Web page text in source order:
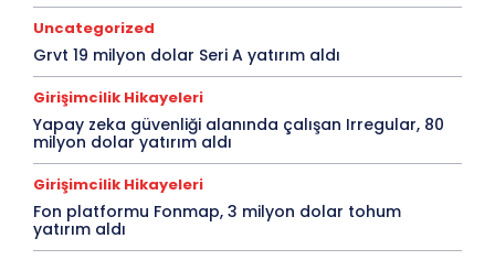
Uncategorized
Grvt 19 milyon dolar Seri A yatırım aldı
Girişimcilik Hikayeleri
Yapay zeka güvenliği alanında çalışan Irregular, 80
milyon dolar yatırım aldı
Girişimcilik Hikayeleri
Fon platformu Fonmap, 3 milyon dolar tohum
yatırım aldı